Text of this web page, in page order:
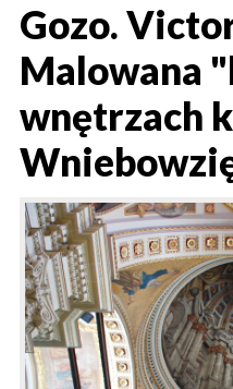
Gozo.
Malowana
wnętrzach